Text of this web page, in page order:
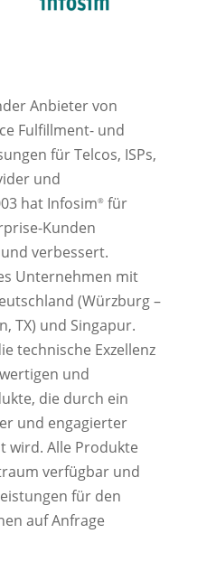
Anbieter von
Fulfillment- und
für Telcos, ISPs,
und
hat Infosim®für
Kunden
verbessert.
Unternehmen mit
(Würzburg –
TX) und Singapur.
technische Exzellenz
und
die durch ein
und engagierter
wird. Alle Produkte
verfügbar und
für den
auf Anfrage